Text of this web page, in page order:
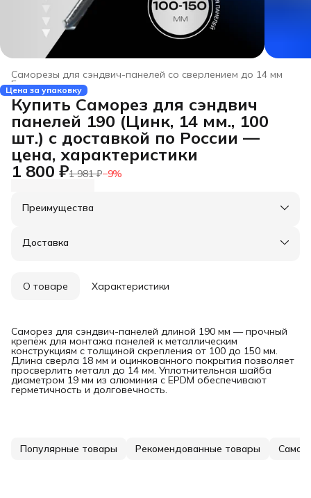
Саморезы для сэндвич-панелей со сверлением до 14 мм
Главная ›
Цена за упаковку
Купить Саморез для сэндвич
панелей 190 (Цинк, 14 мм., 100
шт.) с доставкой по России —
цена, характеристики
1 800 ₽1 981 ₽−9%
Преимущества
Оплата частями в Сплит
Удобный возврат
Доставка
О товаре Характеристики
Саморез для сэндвич-панелей длиной 190 мм — прочный
крепёж для монтажа панелей к металлическим
конструкциям с толщиной скрепления от 100 до 150 мм.
Длина сверла 18 мм и оцинкованного покрытия позволяет
просверлить металл до 14 мм. Уплотнительная шайба
диаметром 19 мм из алюминия с EPDM обеспечивают
герметичность и долговечность.
Популярные товары Рекомендованные товары